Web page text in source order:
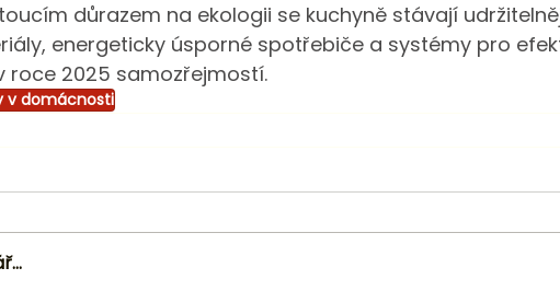
důrazem na ekologii se kuchyně stávají
energeticky úsporné spotřebiče a systémy pro
roce 2025 samozřejmostí.
v domácnosti